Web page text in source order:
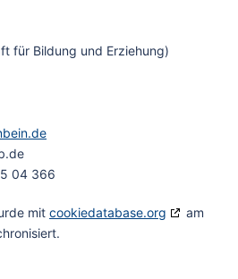
für Bildung und Erziehung)
04 366
mit cookiedatabase.org
am